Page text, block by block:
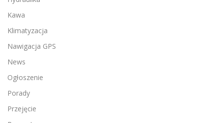
Kawa
Klimatyzacja
Nawigacja GPS
News
Ogłoszenie
Porady
Przejęcie